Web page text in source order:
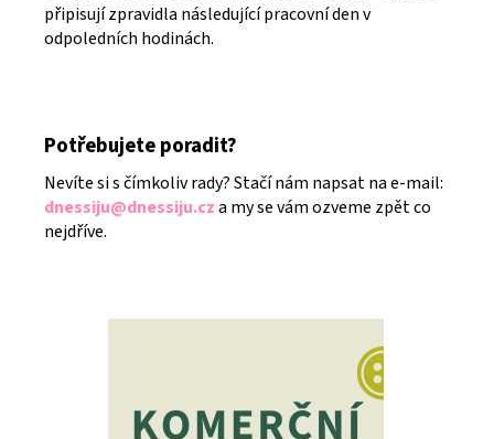
připisují zpravidla následující pracovní den v
odpoledních hodinách.
Potřebujete poradit?
Nevíte si s čímkoliv rady? Stačí nám napsat na e-mail:
dnessiju@dnessiju.cza my se vám ozveme zpět co
nejdříve.